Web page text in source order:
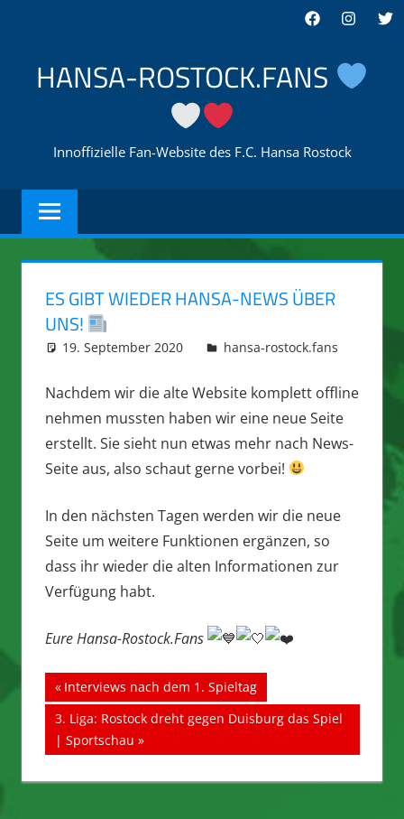
springen
Facebook
HANSA-ROSTOCK.FANS
Innoffizielle Fan-Website des F.C. Hansa Rostock
ES GIBT WIEDER HANSA-NEWS ÜBER
UNS!
19. September 2020 Tino Korth
hansa-rostock.fans
Nachdem wir die alte Website komplett offline
nehmen mussten haben wir eine neue Seite
erstellt. Sie sieht nun etwas mehr nach News-
Seite aus, also schaut gerne vorbei!
In den nächsten Tagen werden wir die neue
Seite um weitere Funktionen ergänzen, so
dass ihr wieder die alten Informationen zur
Verfügung habt.
Eure Hansa-Rostock.Fans
Beitragsnavigation
Vorheriger
Beitrag:
Interviews nach dem 1. Spieltag
Nächster
Beitrag:
3. Liga: Rostock dreht gegen Duisburg das Spiel
| Sportschau